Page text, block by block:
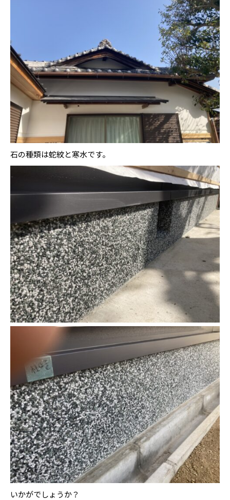
石の種類は蛇紋と寒水です。
いかがでしょうか？